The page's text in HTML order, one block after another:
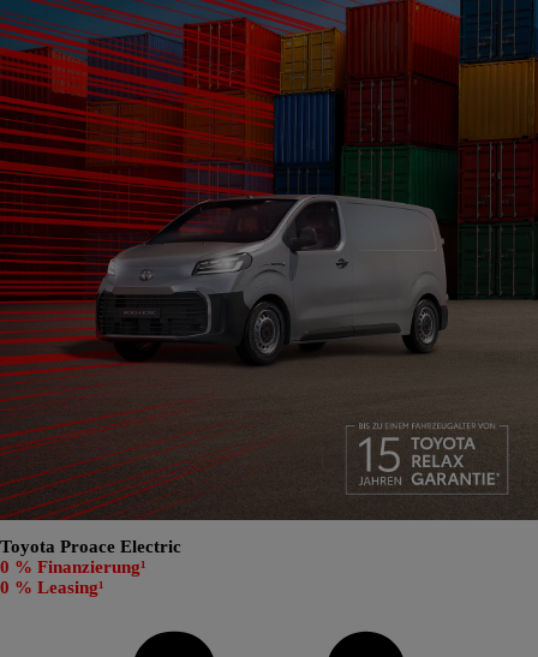
Toyota Proace Electric
0 % Finanzierung¹
0 % Leasing¹